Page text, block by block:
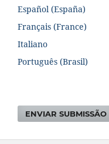
Español (España)
Français (France)
Italiano
Português (Brasil)
ENVIAR SUBMISSÃO